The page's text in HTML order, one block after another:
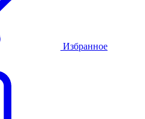
Избранное